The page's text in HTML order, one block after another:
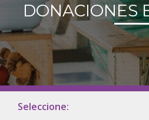
Home
Quiénes Somos
Cambiamos Vidas /
DONACIONES
Seleccione: